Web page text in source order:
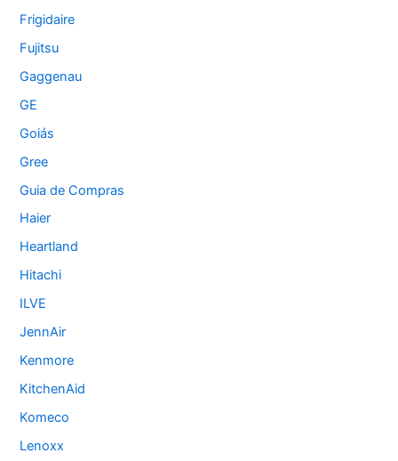
Frigidaire
Fujitsu
Gaggenau
GE
Goiás
Gree
Guia de Compras
Haier
Heartland
Hitachi
ILVE
JennAir
Kenmore
KitchenAid
Komeco
Lenoxx